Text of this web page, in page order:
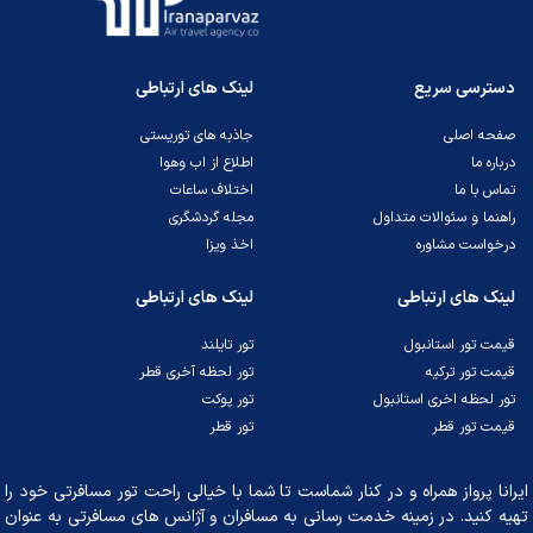
دسترسی سریع
صفحه اصلی
درباره ما
تماس با ما
راهنما و سئوالات متداول
درخواست مشاوره
لینک های ارتباطی
جاذبه های توریستی
اطلاع از اب وهوا
اختلاف ساعات
مجله گردشگری
اخذ ویزا
لینک های ارتباطی
قیمت تور استانبول
قیمت تور ترکیه
تور لحظه اخری استانبول
قیمت تور قطر
لینک های ارتباطی
تور تایلند
تور لحظه آخری قطر
تور پوکت
تور قطر
ایرانا پرواز همراه و در کنار شماست تا شما با خیالی راحت تور مسافرتی خود را
تهیه کنید. در زمینه خدمت رسانی به مسافران و آژانس‌ های مسافرتی به عنوان